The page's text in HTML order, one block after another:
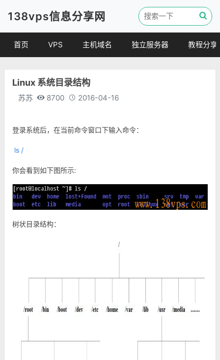
138vps信息分享网
首页 VPS
便宜VPS
VPS评测
主机域名
虚拟主机
独立服务器 教程分享
Linux 系统目录结构
苏苏 8700 2016-04-16
登录系统后，在当前命令窗口下输入命令：
ls /
你会看到如下图所示:
树状目录结构：